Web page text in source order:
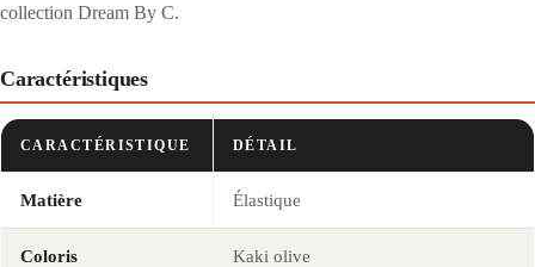
collection Dream By C.
Caractéristiques
CARACTÉRISTIQUE DÉTAIL
Matière Élastique
Coloris Kaki olive